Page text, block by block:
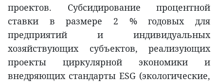
проектов. Субсидирование процентной
ставки в размере 2 % годовых для
предприятий и индивидуальных
хозяйствующих субъектов, реализующих
проекты циркулярной экономики и
внедряющих стандарты ESG (экологические,